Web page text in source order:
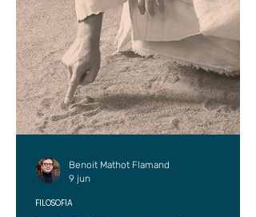
FILOSOFÍA
Benoit Mathot Flamand
9 jun